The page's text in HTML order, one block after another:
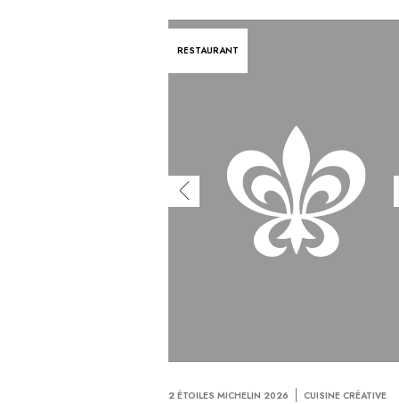
RESTAURANT
2 ÉTOILES MICHELIN 2026 CUISINE CRÉATIVE